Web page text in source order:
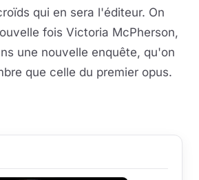
qui en sera l'éditeur. On
fois Victoria McPherson,
une nouvelle enquête, qu'on
que celle du premier opus.